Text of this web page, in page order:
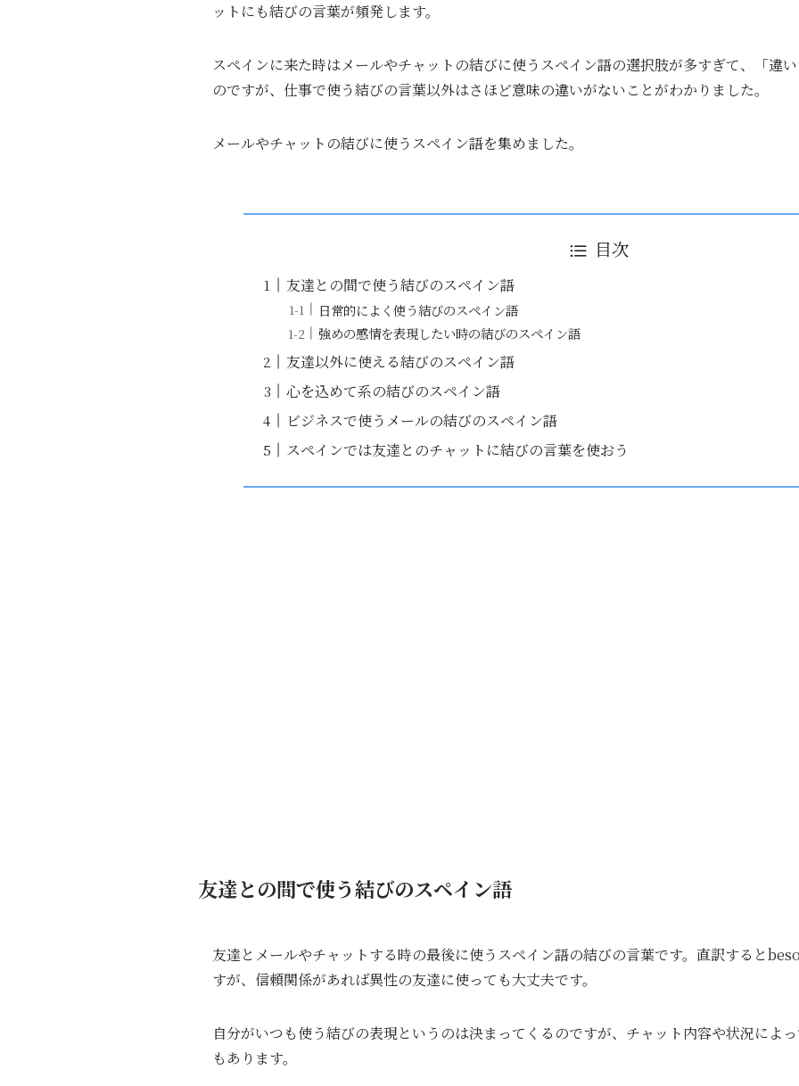
ットにも結びの言葉が頻発します。
スペインに来た時はメールやチャットの結びに使うスペイン語の選択肢が多すぎて、「違
のですが、仕事で使う結びの言葉以外はさほど意味の違いがないことがわかりました。
メールやチャットの結びに使うスペイン語を集めました。
目次
友達との間で使う結びのスペイン語
日常的によく使う結びのスペイン語
強めの感情を表現したい時の結びのスペイン語
友達以外に使える結びのスペイン語
心を込めて系の結びのスペイン語
ビジネスで使うメールの結びのスペイン語
スペインでは友達とのチャットに結びの言葉を使おう
友達との間で使う結びのスペイン語
友達とメールやチャットする時の最後に使うスペイン語の結びの言葉です。直訳すると
すが、信頼関係があれば異性の友達に使っても大丈夫です。
自分がいつも使う結びの表現というのは決まってくるのですが、チャット内容や状況によ
もあります。